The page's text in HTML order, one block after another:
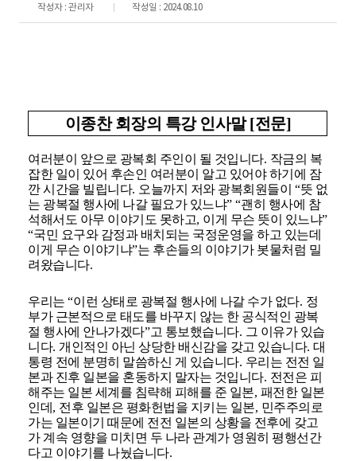
작성자 : 관리자 작성일 : 2024.08.10
이종찬 회장의 특강 인사말 [전문]
여러분이 앞으로 광복회 주인이 될 것입니다. 작금의 복
잡한 일이 있어 후손인 여러분이 알고 있어야 하기에 잠
깐 시간을 빌립니다. 오늘까지 저와 광복회원들이 “뜻 없
는 광복절 행사에 나갈 필요가 있느냐” “괜히 행사에 참
석해서도 아무 이야기도 못하고, 이게 무슨 뜻이 있느냐”
“국민 요구와 감정과 배치되는 국정운영을 하고 있는데
이게 무슨 이야기냐”는 후손들의 이야기가 봇물처럼 밀
려왔습니다.
우리는“이런 상태로 광복절 행사에 나갈 수가 없다. 정
부가 근본적으로 태도를 바꾸지 않는 한 공식적인 광복
절 행사에 안나가겠다”고 통보했습니다. 그 이유가 있습
니다.개인적인 아닌 상당한 배신감을 갖고 있습니다.대
통령 전에 분명히 말씀하신 게 있습니다. 우리는 전전 일
본과 진후 일본을 혼동하지 말자는 것입니다. 전전은 피
해주는 일본 세계를 침략해 피해를 준 일본, 패전한 일본
인데 , 전후 일본은 평화헌법을 지키는 일본, 민주주의로
가는 일본이기 때문에 전전 일본의 상황을 전후에 갖고
가 계속 영향을 미치면 두 나라 관계가 영원히 평행선간
다고 이야기를 나눴습니다.